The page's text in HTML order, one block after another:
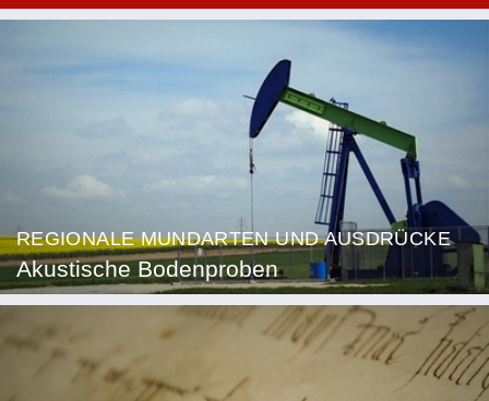
REGIONALE MUNDARTEN UND AUSDRÜCKE
Akustische Bodenproben